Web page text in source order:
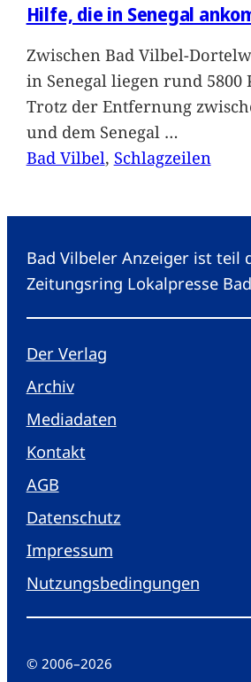
Hilfe, die in Senegal
Zwischen Bad Vilbel-
in Senegal liegen rund 5800
Trotz der Entfernung
und dem Senegal …
Bad Vilbel, Schlagzeilen
Bad Vilbeler Anzeiger ist teil
Zeitungsring Lokalpresse
Der Verlag
Archiv
Mediadaten
Kontakt
AGB
Datenschutz
Impressum
Nutzungsbedingungen
© 2006–2026